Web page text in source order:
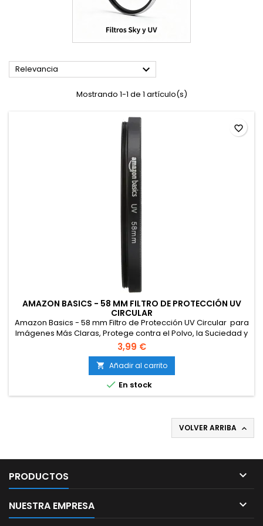
Relevancia 
Mostrando 1-1 de 1 artículo(s)
AMAZON BASICS - 58 MM FILTRO DE PROTECCIÓN UV
CIRCULAR
Amazon Basics - 58 mm Filtro de Protección UV Circular para
Imágenes Más Claras, Protege contra el Polvo, la Suciedad y
los Arañazos
3,99 €
 Añadir al carrito
 En stock
favorite_border
VOLVER ARRIBA 
PRODUCTOS 
NUESTRA EMPRESA 